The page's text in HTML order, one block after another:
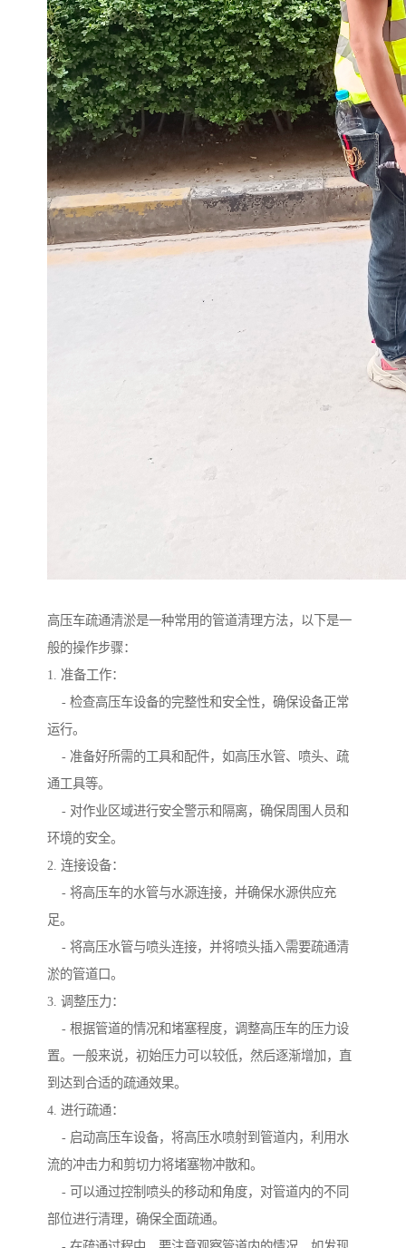
高压车疏通清淤是一种常用的管道清理方法，以下是一
般的操作步骤：
1. 准备工作：
- 检查高压车设备的完整性和安全性，确保设备正常
运行。
- 准备好所需的工具和配件，如高压水管、喷头、疏
通工具等。
- 对作业区域进行安全警示和隔离，确保周围人员和
环境的安全。
2. 连接设备：
- 将高压车的水管与水源连接，并确保水源供应充
足。
- 将高压水管与喷头连接，并将喷头插入需要疏通清
淤的管道口。
3. 调整压力：
- 根据管道的情况和堵塞程度，调整高压车的压力设
置。一般来说，初始压力可以较低，然后逐渐增加，直
到达到合适的疏通效果。
4. 进行疏通：
- 启动高压车设备，将高压水喷射到管道内，利用水
流的冲击力和剪切力将堵塞物冲散和。
- 可以通过控制喷头的移动和角度，对管道内的不同
部位进行清理，确保全面疏通。